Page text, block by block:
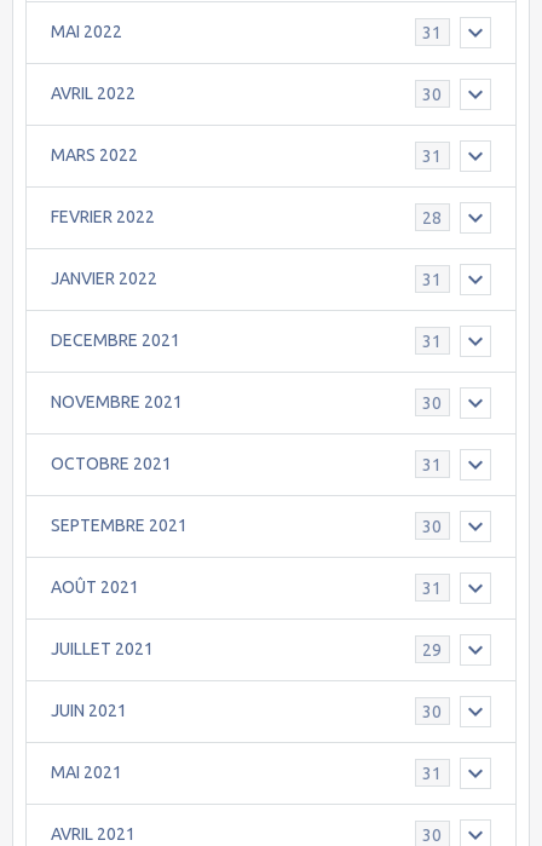
MAI 2022 31
AVRIL 2022 30
MARS 2022 31
FEVRIER 2022 28
JANVIER 2022 31
DECEMBRE 2021 31
NOVEMBRE 2021 30
OCTOBRE 2021 31
SEPTEMBRE 2021 30
AOÛT 2021 31
JUILLET 2021 29
JUIN 2021 30
MAI 2021 31
AVRIL 2021 30